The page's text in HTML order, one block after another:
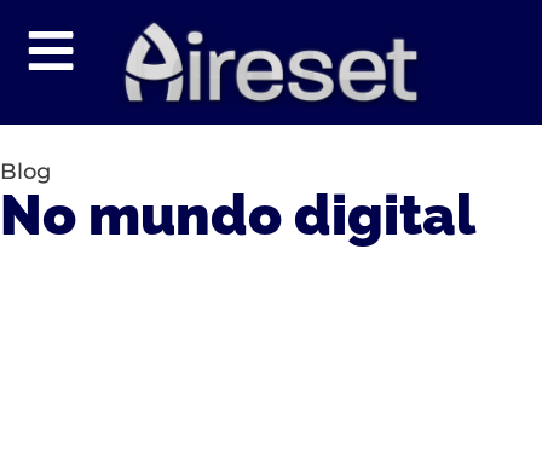
Blog
No mundo digital